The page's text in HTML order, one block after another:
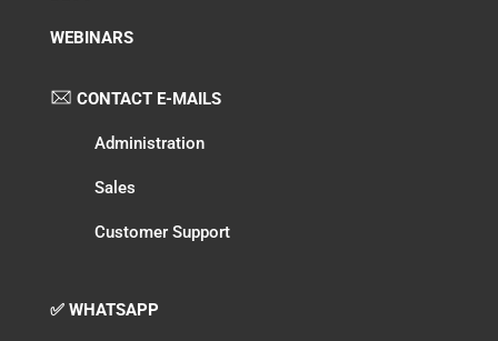
WEBINARS
CONTACT E-MAILS
Administration
Sales
Customer Support
✅ WHATSAPP